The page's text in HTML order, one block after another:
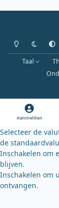
Heldere modus
Donkere
Taal
Aanmelden
Selecteer de
de
Inschakelen om
blijven.
Inschakelen om
ontvangen.